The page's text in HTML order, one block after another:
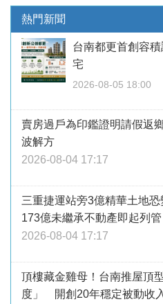
熱門新聞
台南都更首創容
宅
2026-08-05 18:00
賣房過戶為印鑑證明請假返
波解方
2026-08-04 17:17
三重捷運站旁3億精華土地
173億未繼承不動產即起列管
2026-08-04 17:17
頂樓藏金雞母！台南推屋頂
度」 開創20年穩定被動收